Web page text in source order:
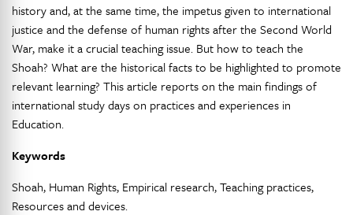
history and, at the same time, the impetus given to international
justice and the defense of human rights after the Second World
War, make it a crucial teaching issue. But how to teach the
Shoah? What are the historical facts to be highlighted to promote
relevant learning? This article reports on the main findings of
international study days on practices and experiences in
Education.
Keywords
Shoah, Human Rights, Empirical research, Teaching practices,
Resources and devices.